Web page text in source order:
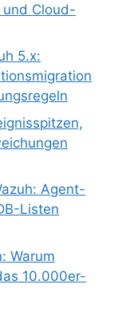
und Cloud-
5.x:
Agent-
Listen
Warum
10.000er-